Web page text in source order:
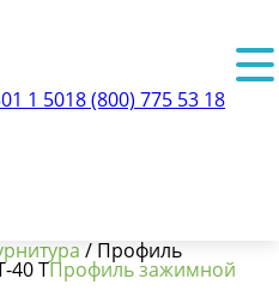
1 5018 (800) 775 53 18
/ Профиль
40 ТПрофиль зажимной